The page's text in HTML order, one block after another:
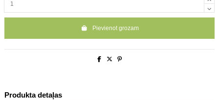
Pievienot grozam
Produkta detaļas